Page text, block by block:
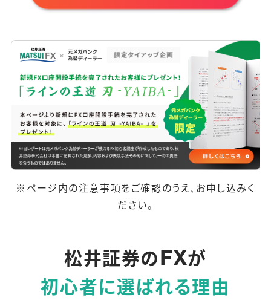
※ページ内の注意事項をご確認のうえ、お申し込みく
ださい。
松井証券のFXが
初心者に選ばれる理由